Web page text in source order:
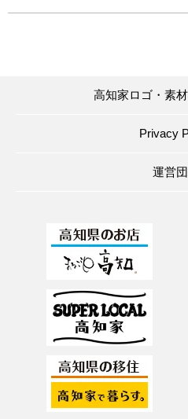
高知家ロゴ・素
Privacy
運営